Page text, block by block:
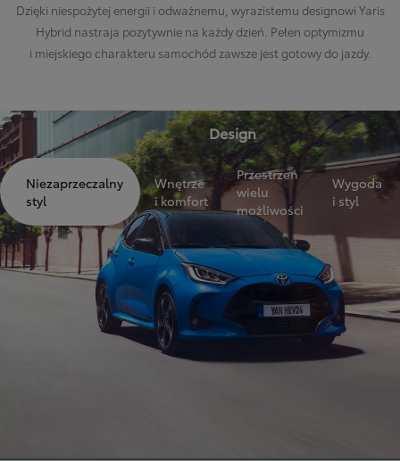
Dzięki niespożytej energii i odważnemu, wyrazistemu designowi Yaris
Hybrid nastraja pozytywnie na każdy dzień. Pełen optymizmu
i miejskiego charakteru samochód zawsze jest gotowy do jazdy.
Design
Niezaprzeczalny
styl
Wnętrze
i komfort
Przestrzeń
wielu
możliwości
Wygoda
i styl